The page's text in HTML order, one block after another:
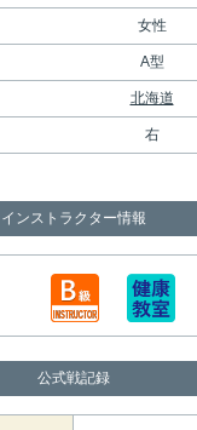
女性
A型
北海道
右
インストラクター情報
公式戦記録